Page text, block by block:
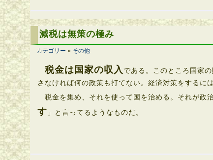
減税は無策の極み
カテゴリー » その他
税金は国家の収入 である。このところ国家
さなければ何の政策も打てない。経済対策をするに
税金を集め、それを使って国を治める。それが政
す 」と言ってるようなものだ。